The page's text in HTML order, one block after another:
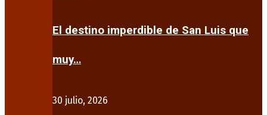
El destino imperdible de San Luis que
muy…
30 julio, 2026